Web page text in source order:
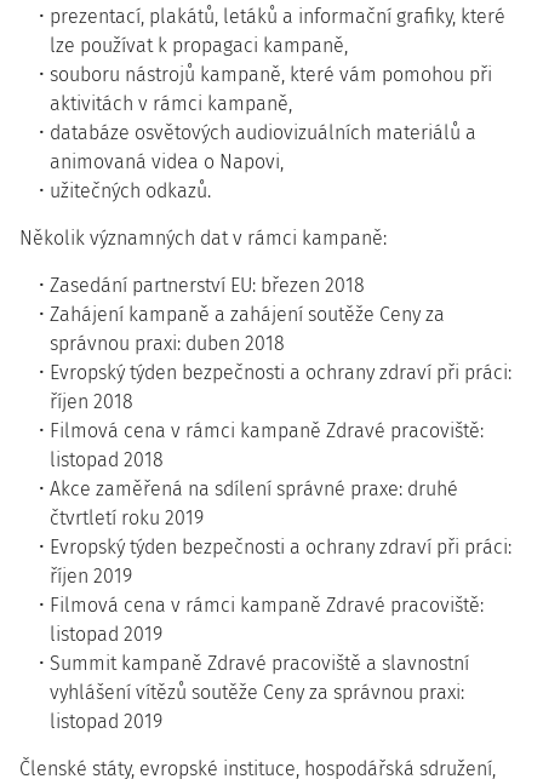
prezentací, plakátů, letáků a informační grafiky, které
lze používat k propagaci kampaně,
souboru nástrojů kampaně, které vám pomohou při
aktivitách v rámci kampaně,
databáze osvětových audiovizuálních materiálů a
animovaná videa o Napovi,
užitečných odkazů.
Několik významných dat v rámci kampaně:
Zasedání partnerství EU: březen 2018
Zahájení kampaně a zahájení soutěže Ceny za
správnou praxi: duben 2018
Evropský týden bezpečnosti a ochrany zdraví při práci:
říjen 2018
Filmová cena v rámci kampaně Zdravé pracoviště:
listopad 2018
Akce zaměřená na sdílení správné praxe: druhé
čtvrtletí roku 2019
Evropský týden bezpečnosti a ochrany zdraví při práci:
říjen 2019
Filmová cena v rámci kampaně Zdravé pracoviště:
listopad 2019
Summit kampaně Zdravé pracoviště a slavnostní
vyhlášení vítězů soutěže Ceny za správnou praxi:
listopad 2019
Členské státy, evropské instituce, hospodářská sdružení,